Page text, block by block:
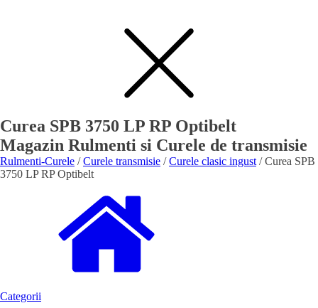
Curea SPB 3750 LP RP Optibelt
Magazin Rulmenti si Curele de transmisie
Rulmenti-Curele /Curele transmisie /Curele clasic ingust / Curea SPB
3750 LP RP Optibelt
Categorii